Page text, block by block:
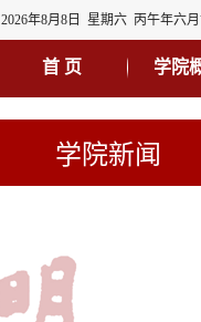
2026年8月8日 星期六 丙午年六
首 页 学院
学院新闻